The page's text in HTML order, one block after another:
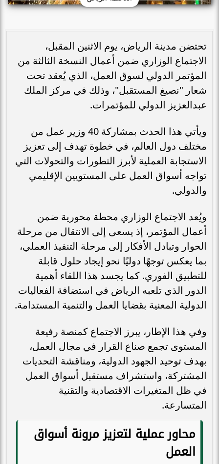
تحتضن مدينة الرياض، يوم الاثنين المقبل،
الاجتماع الوزاري ضمن أعمال النسخة الثالثة من
المؤتمر الدولي لسوق العمل، الذي يُعقد تحت
شعار "نصيغ المستقبل"، وذلك في مركز الملك
عبدالعزيز الدولي للمؤتمرات.
ويأتي هذا الحدث بمشاركة 40 وزير عمل من
مختلف دول العالم، في خطوة تهدف إلى تعزيز
الاستجابة العملية لأبرز التطورات والتحولات التي
تواجه أسواق العمل على المستويين الإقليمي
والدولي.
ويُعد الاجتماع الوزاري محطة محورية ضمن
أعمال المؤتمر، إذ يسعى إلى الانتقال من مرحلة
الحوار وتبادل الأفكار إلى مرحلة التنفيذ العملي،
بما يعكس توجهًا دوليًا نحو إيجاد حلول قابلة
للتطبيق الفوري. كما يجسد هذا اللقاء أهمية
الدور الذي تلعبه الرياض في استضافة الفعاليات
الدولية المعنية بقضايا العمل والتنمية المستدامة.
وفي هذا الإطار، يبرز الاجتماع كمنصة رفيعة
المستوى تجمع صناع القرار في مجال العمل،
بهدف توحيد الجهود الدولية، ومناقشة التحديات
المشتركة، واستشراف مستقبل أسواق العمل
في ظل المتغيرات الاقتصادية والتقنية
المتسارعة.
محاور عملية لتعزيز مرونة أسواق
العمل